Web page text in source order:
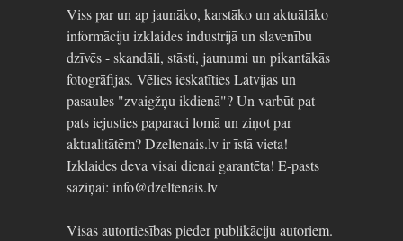
Viss par un ap jaunāko, karstāko un aktuālāko
informāciju izklaides industrijā un slavenību
dzīvēs - skandāli, stāsti, jaunumi un pikantākās
fotogrāfijas. Vēlies ieskatīties Latvijas un
pasaules "zvaigžņu ikdienā"? Un varbūt pat
pats iejusties paparaci lomā un ziņot par
aktualitātēm? Dzeltenais.lv ir īstā vieta!
Izklaides deva visai dienai garantēta! E-pasts
saziņai: info@dzeltenais.lv
Visas autortiesības pieder publikāciju autoriem.